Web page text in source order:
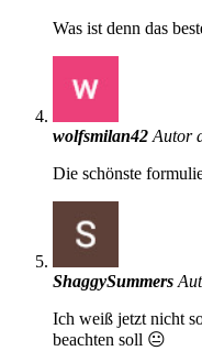
Was ist denn das
wolfsmilan42 Autor
Die schönste
ShaggySummers
Ich weiß jetzt nicht
beachten soll 😐